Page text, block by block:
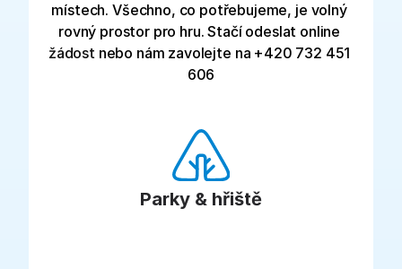
místech. Všechno, co potřebujeme, je volný
žádost nebo nám zavolejte na +420 732 451
606
Parky & hřiště